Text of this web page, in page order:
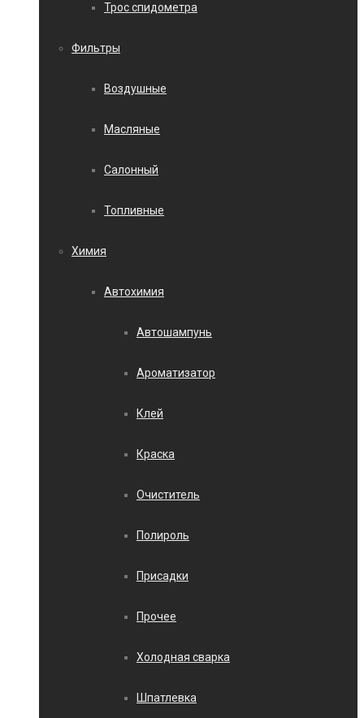
Трос спидометра
Фильтры
Воздушные
Масляные
Салонный
Топливные
Химия
Автохимия
Автошампунь
Ароматизатор
Клей
Краска
Очиститель
Полироль
Присадки
Прочее
Холодная сварка
Шпатлевка